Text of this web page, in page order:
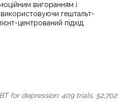
вигоранням і
гештальт-
центрований підхід.
for depression: 409 trials, 52,702